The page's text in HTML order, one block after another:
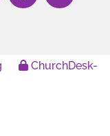
ChurchDesk-